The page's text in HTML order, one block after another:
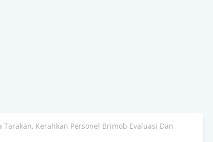
Tarakan, Kerahkan Personel Brimob Evaluasi Dan